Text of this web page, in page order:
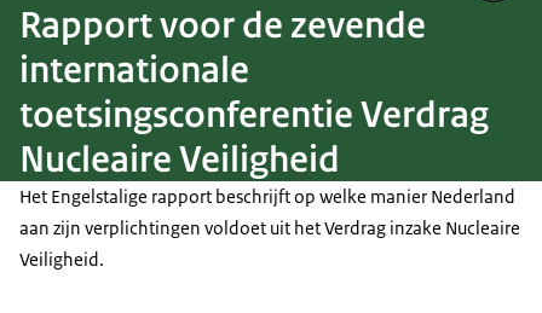
Rapport voor de zevende
internationale
toetsingsconferentie Verdrag
Nucleaire Veiligheid
Het Engelstalige rapport beschrijft op welke manier Nederland
aan zijn verplichtingen voldoet uit het Verdrag inzake Nucleaire
Veiligheid.